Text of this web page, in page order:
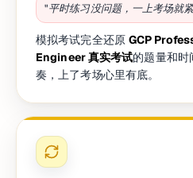
"平时练习没问题，一上考场就
模拟考试完全还原 GCP
Engineer 真实考试的题量和时
奏，上了考场心里有底。